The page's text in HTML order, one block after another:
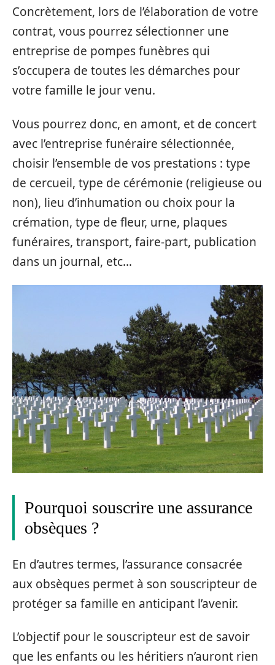
Concrètement, lors de l’élaboration de votre
contrat, vous pourrez sélectionner une
entreprise de pompes funèbres qui
s’occupera de toutes les démarches pour
votre famille le jour venu.
Vous pourrez donc, en amont, et de concert
avec l’entreprise funéraire sélectionnée,
choisir l’ensemble de vos prestations : type
de cercueil, type de cérémonie (religieuse ou
non), lieu d’inhumation ou choix pour la
crémation, type de fleur, urne, plaques
funéraires, transport, faire-part, publication
dans un journal, etc…
Pourquoi souscrire une assurance
obsèques ?
En d’autres termes, l’assurance consacrée
aux obsèques permet à son souscripteur de
protéger sa famille en anticipant l’avenir.
L’objectif pour le souscripteur est de savoir
que les enfants ou les héritiers n’auront rien